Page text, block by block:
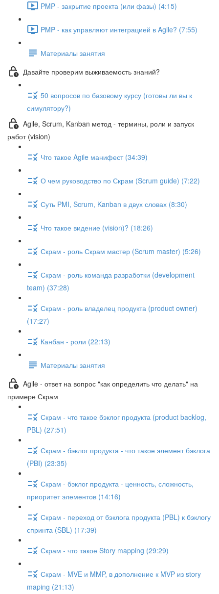
PMP - закрытие проекта (или фазы) (4:15)
PMP - как управляют интеграцией в Agile? (7:55)
Материалы занятия
Давайте проверим выживаемость знаний?
50 вопросов по базовому курсу (готовы ли вы к
симулятору?)
Agile, Scrum, Kanban метод - термины, роли и запуск
работ (vision)
Что такое Agile манифест (34:39)
О чем руководство по Скрам (Scrum guide) (7:22)
Суть PMI, Scrum, Kanban в двух словах (8:30)
Что такое видение (vision)? (18:26)
Скрам - роль Скрам мастер (Scrum master) (5:26)
Скрам - роль команда разработки (development
team) (37:28)
Скрам - роль владелец продукта (product owner)
(17:27)
Канбан - роли (22:13)
Материалы занятия
Agile - ответ на вопрос "как определить что делать" на
примере Скрам
Скрам - что такое бэклог продукта (product backlog,
PBL) (27:51)
Скрам - бэклог продукта - что такое элемент бэклога
(PBI) (23:35)
Скрам - бэклог продукта - ценность, сложность,
приоритет элементов (14:16)
Скрам - переход от бэклога продукта (PBL) к бэклогу
спринта (SBL) (17:39)
Скрам - что такое Story mapping (29:29)
Скрам - MVE и MMP, в дополнение к MVP из story
maping (21:13)